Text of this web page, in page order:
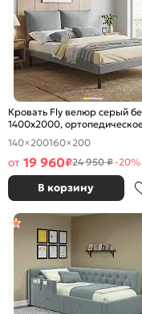
Кровать Fly велюр серый
1400x2000,
основание, изголовье мягкое
140×200160×200
от 19 960₽24 950 ₽-20%
В корзину